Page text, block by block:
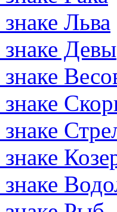
Льва
знаке Девы